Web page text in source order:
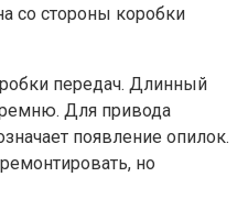
со стороны коробки
передач. Длинный
ремню. Для привода
появление опилок.
но